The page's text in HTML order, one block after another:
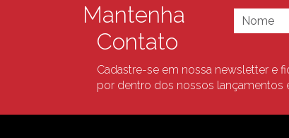
Mantenha
Contato
Cadastre-se em nossa newsletter e
por dentro dos nossos lançamentos